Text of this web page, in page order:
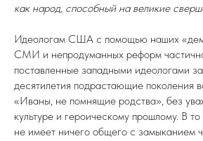
как народ, способный на великие
Идеологам США с помощью наших
СМИ и непродуманных реформ
поставленные западными идеологами
десятилетия подрастающие поколения
«Иваны, не помнящие родства», без
культуре и героическому прошлому. В
не имеет ничего общего с замыканием